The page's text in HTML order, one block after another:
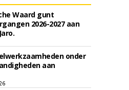
Waard gunt
2026-2027 aan
onder
aan